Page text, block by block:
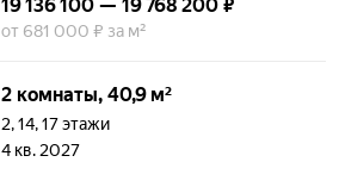
19 136 100 — 19 768 200 ₽
от 681 000 ₽ за м²
2 комнаты, 40,9 м²
2, 14, 17 этажи
4 кв. 2027